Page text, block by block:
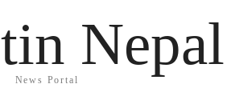
Nepal
News Portal